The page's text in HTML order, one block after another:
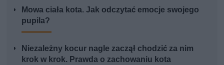
Mowa ciała kota. Jak odczytać emocje swojego
pupila?
Niezależny kocur nagle zaczął chodzić za nim
krok w krok. Prawda o zachowaniu kota